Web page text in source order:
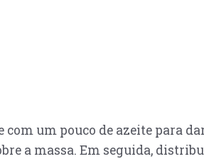
um pouco de azeite para
a massa. Em seguida,